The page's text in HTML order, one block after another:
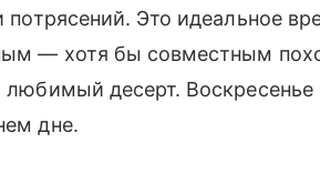
потрясений. Это идеальное
— хотя бы совместным
десерт.
дне.